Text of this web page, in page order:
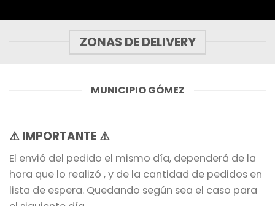
ZONAS DE DELIVERY
MUNICIPIO GÓMEZ
⚠️ IMPORTANTE ⚠️
El envió del pedido el mismo día, dependerá de la
hora que lo realizó , y de la cantidad de pedidos en
lista de espera. Quedando según sea el caso para